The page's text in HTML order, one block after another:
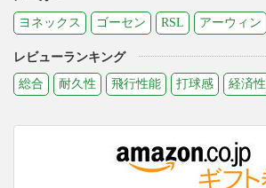
ヨネックス
ゴーセン RSL アーウィン
レビューランキング
総合
耐久性 飛行性能 打球感 経済性